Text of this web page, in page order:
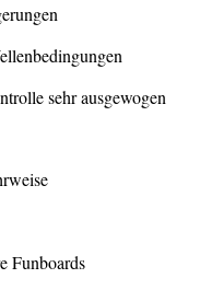
sehr ausgewogen
Funboards